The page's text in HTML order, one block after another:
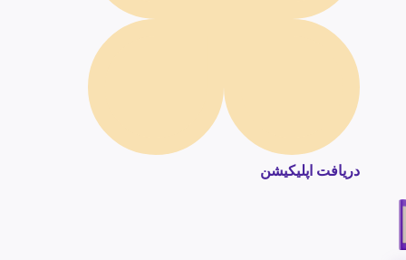
دریافت اپلیکیشن